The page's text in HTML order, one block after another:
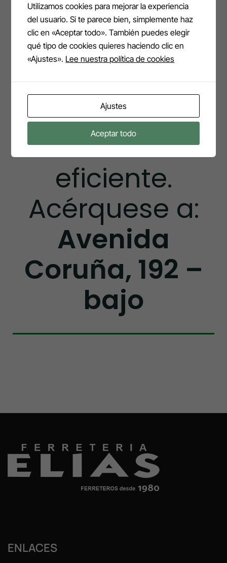
Contamos con
profesionales
que le
atenderán de
manera
eficiente.
Acérquese a:
Avenida
Coruña, 192 –
bajo
ENLACES
Utilizamos cookies para mejorar la experiencia
del usuario. Si te parece bien, simplemente haz
clic en «Aceptar todo». También puedes elegir
qué tipo de cookies quieres haciendo clic en
«Ajustes». Lee nuestra política de cookies
Ajustes
Aceptar todo